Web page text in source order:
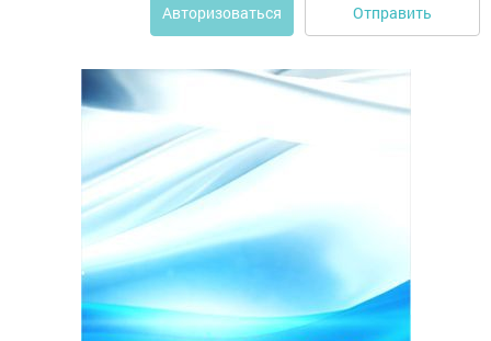
Авторизоваться Отправить